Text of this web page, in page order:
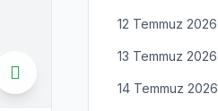
12 Temmuz 2026
13 Temmuz 2026
14 Temmuz 2026